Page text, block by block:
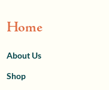
Home
About Us
Shop